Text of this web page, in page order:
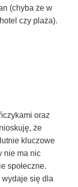
(chyba że w
czy plaża).
oraz
że
kluczowe
nie ma nic
społeczne.
się dla